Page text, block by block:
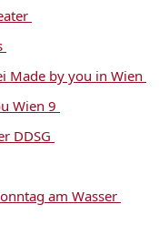
Made by you in Wien
Wien 9
DDSG
am Wasser